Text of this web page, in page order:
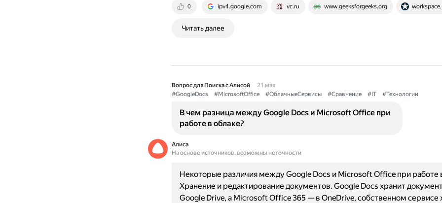
0 ipv4.google.com vc.ru www.geeksforgeeks.org
Читать далее
Вопрос для Поиска с Алисой
21 мая
#GoogleDocs
#MicrosoftOffice #ОблачныеСервисы #Сравнение #IT #Технологии
В чем разница между Google Docs и Microsoft Office при
работе в облаке?
Алиса
На основе источников, возможны неточности
Некоторые различия между Google Docs и Microsoft Office при работе
Хранение и редактирование документов. Google Docs хранит
Google Drive, а Microsoft Office 365 — в OneDrive, собственном сервисе